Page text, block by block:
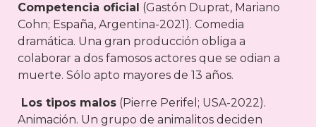
Competencia oficial (Gastón Duprat, Mariano
Cohn; España, Argentina-2021). Comedia
dramática. Una gran producción obliga a
colaborar a dos famosos actores que se odian a
muerte. Sólo apto mayores de 13 años.
Los tipos malos (Pierre Perifel; USA-2022).
Animación. Un grupo de animalitos deciden